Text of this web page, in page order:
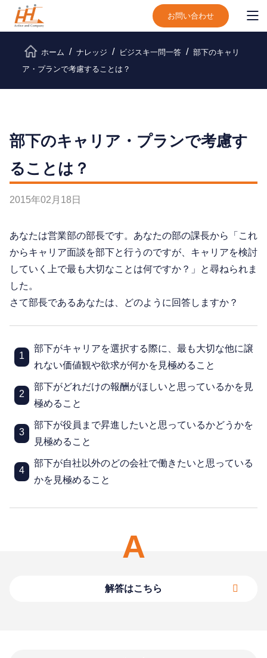
お問い合わせ
ホーム ナレッジ ビジスキ⼀問⼀答
部下のキャリ
ア・プランで考慮することは？
部下のキャリア・プランで考慮す
ることは？
2015年02月18日
あなたは営業部の部長です。あなたの部の課長から「これ
からキャリア面談を部下と行うのですが、キャリアを検討
していく上で最も大切なことは何ですか？」と尋ねられま
した。
さて部長であるあなたは、どのように回答しますか？
1
部下がキャリアを選択する際に、最も大切な他に譲
れない価値観や欲求が何かを見極めること
2
部下がどれだけの報酬がほしいと思っているかを見
極めること
3
部下が役員まで昇進したいと思っているかどうかを
見極めること
4
部下が自社以外のどの会社で働きたいと思っている
かを見極めること
A